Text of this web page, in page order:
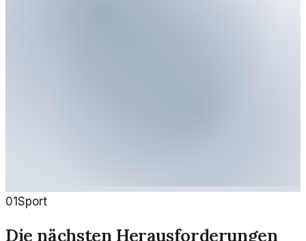
01Sport
Die nächsten Herausforderungen